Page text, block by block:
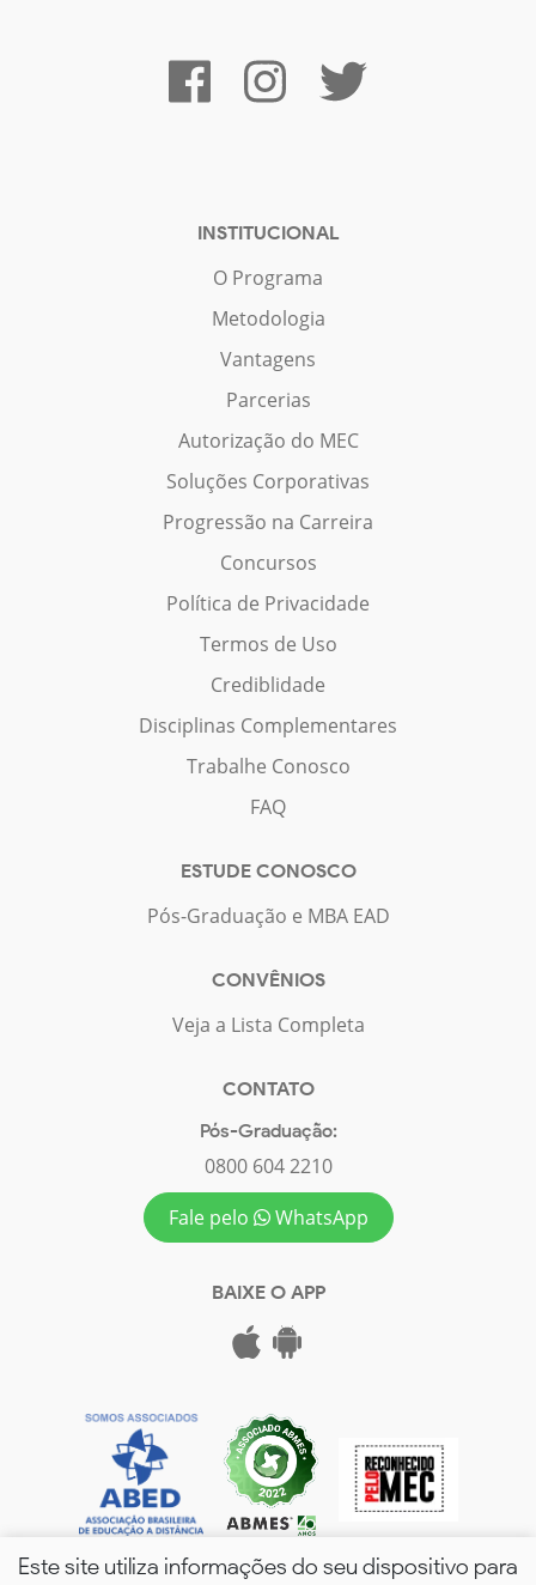
INSTITUCIONAL
O Programa
Metodologia
Vantagens
Parcerias
Autorização do MEC
Soluções Corporativas
Progressão na Carreira
Concursos
Política de Privacidade
Termos de Uso
Crediblidade
Disciplinas Complementares
Trabalhe Conosco
FAQ
ESTUDE CONOSCO
Pós-Graduação e MBA EAD
CONVÊNIOS
Veja a Lista Completa
CONTATO
Pós-Graduação:
0800 604 2210
Fale pelo
WhatsApp
BAIXE O APP
Este site utiliza informações do seu dispositivo para